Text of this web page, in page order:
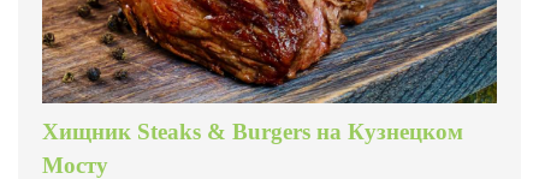
Хищник Steaks & Burgers на Кузнецком
Мосту